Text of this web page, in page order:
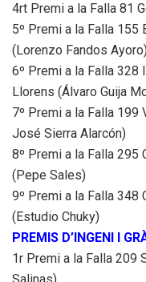
4rt Premi a la Falla 81
5º Premi a la Falla 155
(Lorenzo Fandos
6º Premi a la Falla 328
Llorens (Álvaro Guija
7º Premi a la Falla
José Sierra Alarcón)
8º Premi a la Falla 295
(Pepe Sales)
9º Premi a la Falla
(Estudio Chuky)
PREMIS D’INGENI I
1r Premi a la Falla 209